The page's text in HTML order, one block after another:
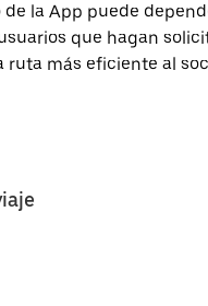
la App puede
que hagan
ruta más eficiente al